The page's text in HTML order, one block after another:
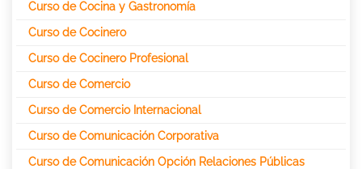
Curso de Cocina y Gastronomía
Curso de Cocinero
Curso de Cocinero Profesional
Curso de Comercio
Curso de Comercio Internacional
Curso de Comunicación Corporativa
Curso de Comunicación Opción Relaciones Públicas